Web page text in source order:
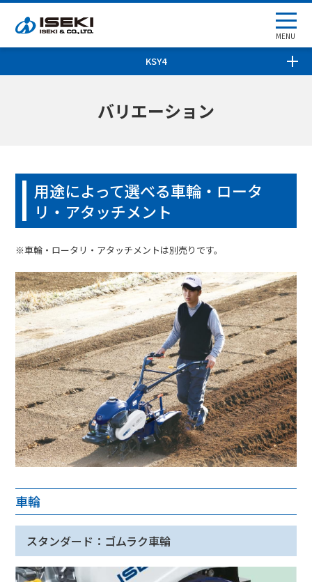
MENU
KSY4
バリエーション
用途によって選べる車輪・ロータ
リ・アタッチメント
※車輪・ロータリ・アタッチメントは別売りです。
車輪
スタンダード：ゴムラク車輪